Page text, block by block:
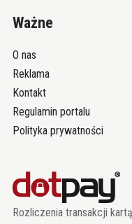
Ważne
O nas
Reklama
Kontakt
Regulamin portalu
Polityka prywatności
Rozliczenia transakcji